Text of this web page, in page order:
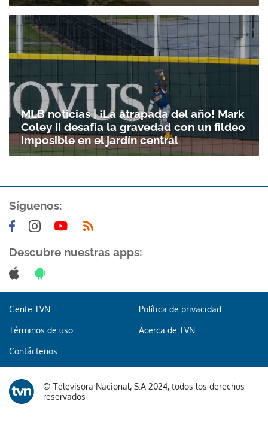
Gracias por suscribirte a nuestro boletín.
ACEPTAR
MLB noticias | ¡La atrapada del año! Mark
Coley II desafía la gravedad con un fildeo
imposible en el jardín central
Síguenos:
Descubre nuestras apps:
Gente TVN Política de privacidad
Términos de uso Acerca de TVN
Contáctenos
© Televisora Nacional, S.A 2024, todos los derechos
reservados